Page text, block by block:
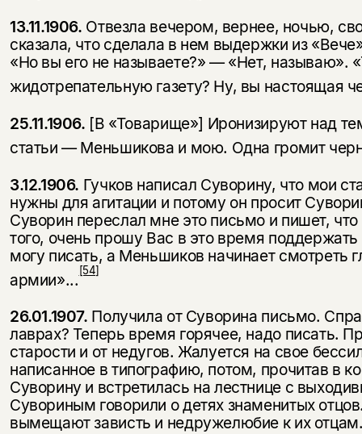
13.11.1906. Отвезла вечером, вернее, ночью,
сказала, что сделала в нем выдержки из
«Но вы его не называете?» — «Нет, называю».
жидотрепательную газету? Ну, вы настоящая
25.11.1906. [В «Товарище»] Иронизируют над
статьи — Меньшикова и мою. Одна громит
3.12.1906. Гучков написал Суворину, что мои
нужны для агитации и потому он просит
Суворин переслал мне это письмо и пишет,
того, очень прошу Вас в это время
могу писать, а Меньшиков начинает
армии»...[54]
26.01.1907. Получила от Суворина письмо.
лаврах? Теперь время горячее, надо писать.
старости и от недугов. Жалуется на свое
написанное в типографию, потом, прочитав в
Суворину и встретилась на лестнице с
Сувориным говорили о детях знаменитых
вымещают зависть и недружелюбие к их